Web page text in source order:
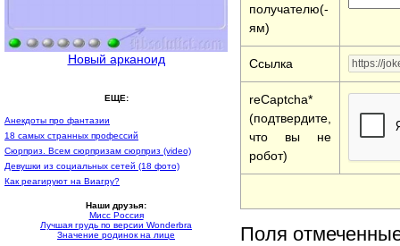
Новый арканоид
ЕЩЕ:
Анекдоты про фантазии
18 самых странных профессий
Сюрприз. Всем сюрпризам сюрприз (video)
Девушки из социальных сетей (18 фото)
Как реагируют на Виагру?
Наши друзья:
Мисс Россия
Лучшая грудь по версии Wonderbra
Значение родинок на лице
получателю(-
ям)
Ссылка
reCaptcha*
(подтвердите,
что вы не
робот)
Поля